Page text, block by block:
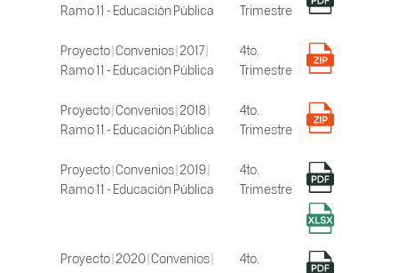
Ramo 11 - Educación Pública
Trimestre
Proyecto | Convenios | 2017 |
Ramo 11 - Educación Pública
4to.
Trimestre
Proyecto | Convenios | 2018 |
Ramo 11 - Educación Pública
4to.
Trimestre
Proyecto | Convenios | 2019 |
Ramo 11 - Educación Pública
4to.
Trimestre
Proyecto | 2020 | Convenios |
4to.